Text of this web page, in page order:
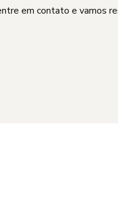
em contato e vamos